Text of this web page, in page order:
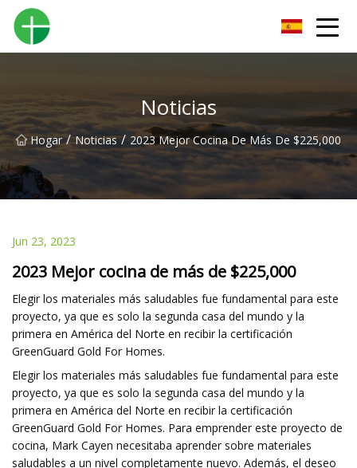
Noticias
Hogar / Noticias / 2023 Mejor Cocina De Más De $225,000
Jun 23, 2023
2023 Mejor cocina de más de $225,000
Elegir los materiales más saludables fue fundamental para este
proyecto, ya que es solo la segunda casa del mundo y la
primera en América del Norte en recibir la certificación
GreenGuard Gold For Homes.
Elegir los materiales más saludables fue fundamental para este
proyecto, ya que es solo la segunda casa del mundo y la
primera en América del Norte en recibir la certificación
GreenGuard Gold For Homes. Para emprender este proyecto de
cocina, Mark Cayen necesitaba aprender sobre materiales
saludables a un nivel completamente nuevo. Además, el deseo